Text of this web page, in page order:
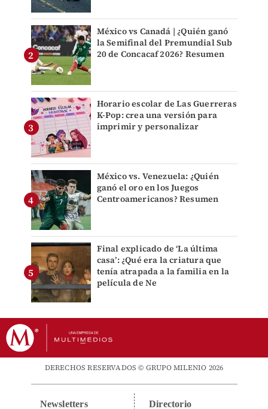
México vs Canadá | ¿Quién ganó
la Semifinal del Premundial Sub
20 de Concacaf 2026? Resumen
Horario escolar de Las Guerreras
K-Pop: crea una versión para
imprimir y personalizar
México vs. Venezuela: ¿Quién
ganó el oro en los Juegos
Centroamericanos? Resumen
Final explicado de ‘La última
casa’: ¿Qué era la criatura que
tenía atrapada a la familia en la
película de Ne
DERECHOS RESERVADOS © GRUPO MILENIO 2026
Newsletters Directorio